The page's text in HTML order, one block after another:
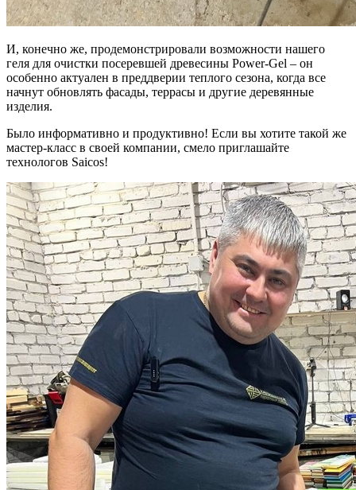
И, конечно же, продемонстрировали возможности нашего
геля для очистки посеревшей древесины Power-Gel – он
особенно актуален в преддверии теплого сезона, когда все
начнут обновлять фасады, террасы и другие деревянные
изделия.
Было информативно и продуктивно! Если вы хотите такой же
мастер-класс в своей компании, смело приглашайте
технологов Saicos!